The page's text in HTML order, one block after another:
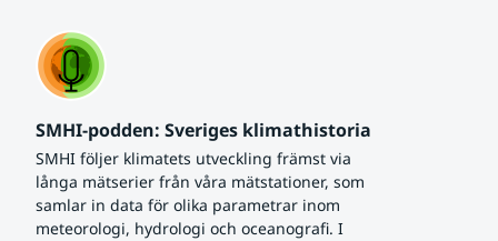
SMHI-podden: Sveriges klimathistoria
SMHI följer klimatets utveckling främst via
långa mätserier från våra mätstationer, som
samlar in data för olika parametrar inom
meteorologi, hydrologi och oceanografi. I